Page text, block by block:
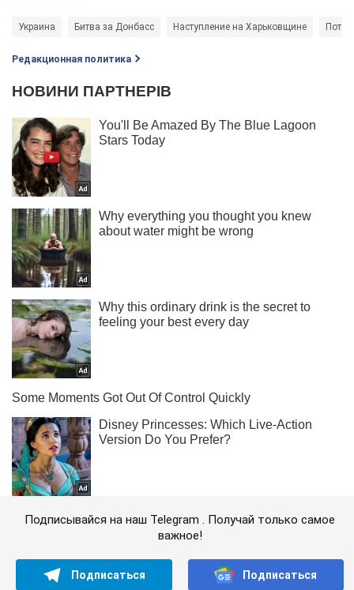
Украина Битва за Донбасс Наступление на Харьковщине
Редакционная политика
Подписывайся на наш Telegram . Получай только самое
важное!
Подписаться Подписаться